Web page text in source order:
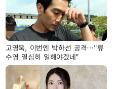
고영욱, 이번엔 박하선 공격…"류
수영 열심히 일해야겠네"